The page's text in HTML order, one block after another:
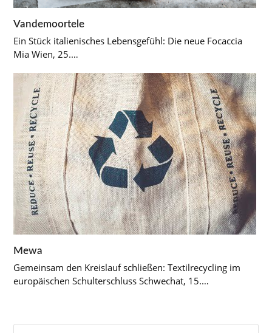
Vandemoortele
Ein Stück italienisches Lebensgefühl: Die neue Focaccia
Mia Wien, 25.…
Mewa
Gemeinsam den Kreislauf schließen: Textilrecycling im
europäischen Schulterschluss Schwechat, 15.…